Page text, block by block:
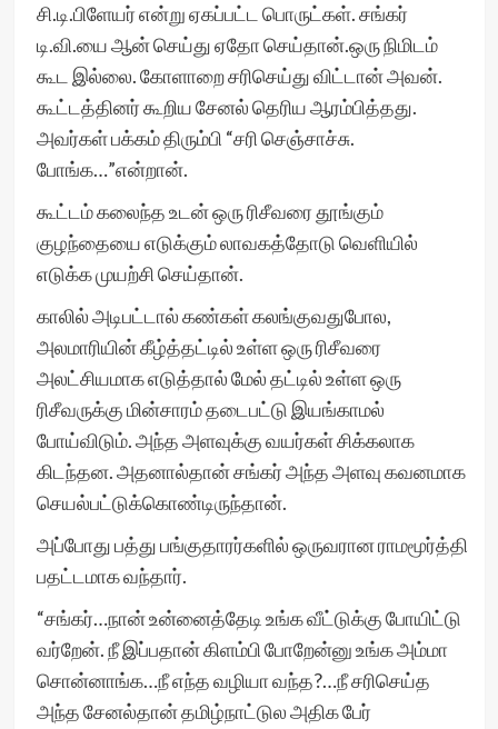
சி.டி.பிளேயர் என்று ஏகப்பட்ட பொருட்கள். சங்கர்
டி.வி.யை ஆன் செய்து ஏதோ செய்தான்.ஒரு நிமிடம்
கூட இல்லை. கோளாறை சரிசெய்து விட்டான் அவன்.
கூட்டத்தினர் கூறிய சேனல் தெரிய ஆரம்பித்தது.
அவர்கள் பக்கம் திரும்பி “சரி செஞ்சாச்சு.
போங்க…”என்றான்.
கூட்டம் கலைந்த உடன் ஒரு ரிசீவரை தூங்கும்
குழந்தையை எடுக்கும் லாவகத்தோடு வெளியில்
எடுக்க முயற்சி செய்தான்.
காலில் அடிபட்டால் கண்கள் கலங்குவதுபோல,
அலமாரியின் கீழ்த்தட்டில் உள்ள ஒரு ரிசீவரை
அலட்சியமாக எடுத்தால் மேல் தட்டில் உள்ள ஒரு
ரிசீவருக்கு மின்சாரம் தடைபட்டு இயங்காமல்
போய்விடும். அந்த அளவுக்கு வயர்கள் சிக்கலாக
கிடந்தன. அதனால்தான் சங்கர் அந்த அளவு கவனமாக
செயல்பட்டுக்கொண்டிருந்தான்.
அப்போது பத்து பங்குதாரர்களில் ஒருவரான ராமமூர்த்தி
பதட்டமாக வந்தார்.
“சங்கர்…நான் உன்னைத்தேடி உங்க வீட்டுக்கு போயிட்டு
வர்றேன். நீ இப்பதான் கிளம்பி போறேன்னு உங்க அம்மா
சொன்னாங்க…நீ எந்த வழியா வந்த?…நீ சரிசெய்த
அந்த சேனல்தான் தமிழ்நாட்டுல அதிக பேர்